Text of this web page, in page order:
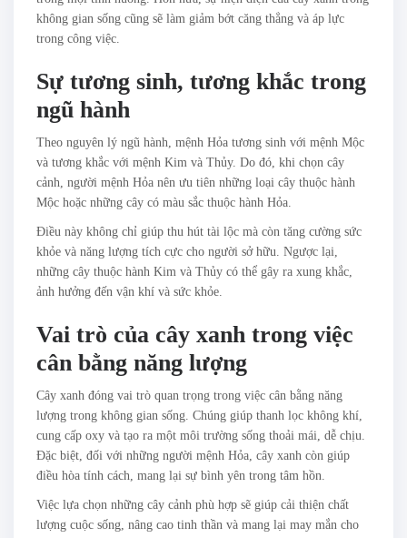
không gian sống cũng sẽ làm giảm bớt căng thẳng và áp lực
trong công việc.
Sự tương sinh, tương khắc trong
ngũ hành
Theo nguyên lý ngũ hành, mệnh Hỏa tương sinh với mệnh Mộc
và tương khắc với mệnh Kim và Thủy. Do đó, khi chọn cây
cảnh, người mệnh Hỏa nên ưu tiên những loại cây thuộc hành
Mộc hoặc những cây có màu sắc thuộc hành Hỏa.
Điều này không chỉ giúp thu hút tài lộc mà còn tăng cường sức
khỏe và năng lượng tích cực cho người sở hữu. Ngược lại,
những cây thuộc hành Kim và Thủy có thể gây ra xung khắc,
ảnh hưởng đến vận khí và sức khỏe.
Vai trò của cây xanh trong việc
cân bằng năng lượng
Cây xanh đóng vai trò quan trọng trong việc cân bằng năng
lượng trong không gian sống. Chúng giúp thanh lọc không khí,
cung cấp oxy và tạo ra một môi trường sống thoải mái, dễ chịu.
Đặc biệt, đối với những người mệnh Hỏa, cây xanh còn giúp
điều hòa tính cách, mang lại sự bình yên trong tâm hồn.
Việc lựa chọn những cây cảnh phù hợp sẽ giúp cải thiện chất
lượng cuộc sống, nâng cao tinh thần và mang lại may mắn cho